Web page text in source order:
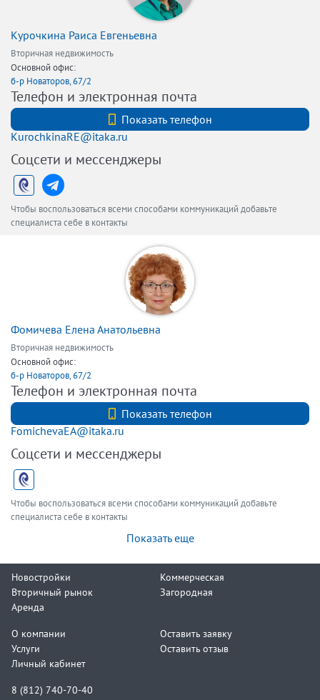
Курочкина Раиса Евгеньевна
Вторичная недвижимость
Основной офис:
б-р Новаторов, 67/2
Телефон и электронная почта
Показать телефон
KurochkinaRE@itaka.ru
Соцсети и мессенджеры
Чтобы воспользоваться всеми способами коммуникаций добавьте
специалиста себе в контакты
Фомичева Елена Анатольевна
Вторичная недвижимость
Основной офис:
б-р Новаторов, 67/2
Телефон и электронная почта
Показать телефон
FomichevaEA@itaka.ru
Соцсети и мессенджеры
Чтобы воспользоваться всеми способами коммуникаций добавьте
специалиста себе в контакты
Показать еще
Новостройки
Вторичный рынок
Аренда
Коммерческая
Загородная
О компании
Услуги
Личный кабинет
Оставить заявку
Оставить отзыв
8 (812) 740-70-40